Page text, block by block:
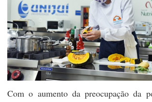
Com o aumento da preocupação da